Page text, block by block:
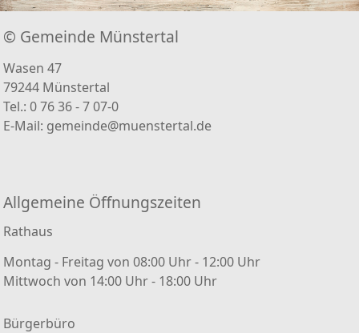
© Gemeinde Münstertal
Wasen 47
79244 Münstertal
Tel.: 0 76 36 - 7 07-0
E-Mail: gemeinde@muenstertal.de
Allgemeine Öffnungszeiten
Rathaus
Montag - Freitag von 08:00 Uhr - 12:00 Uhr
Mittwoch von 14:00 Uhr - 18:00 Uhr
Bürgerbüro